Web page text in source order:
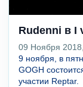
Rudenni в I
09 Ноября
9 ноября, в
GOGH
участии Reptar.